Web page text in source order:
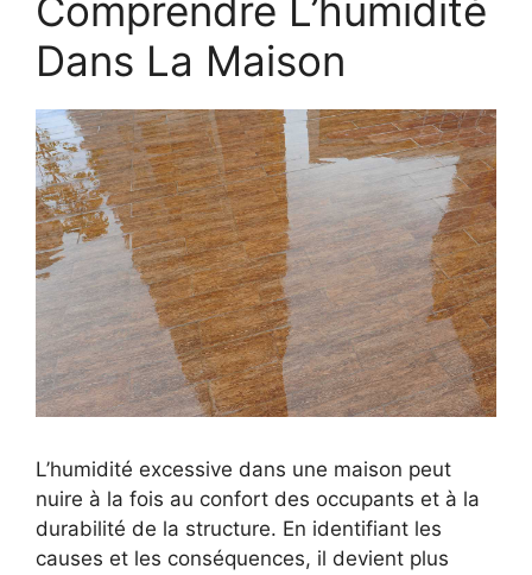
Comprendre L’humidité
Dans La Maison
L’humidité excessive dans une maison peut
nuire à la fois au confort des occupants et à la
durabilité de la structure. En identifiant les
causes et les conséquences, il devient plus